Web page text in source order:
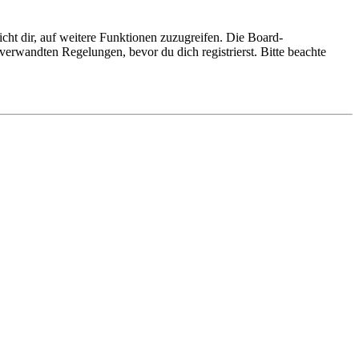
dir, auf weitere Funktionen zuzugreifen. Die Board-
Regelungen, bevor du dich registrierst. Bitte beachte